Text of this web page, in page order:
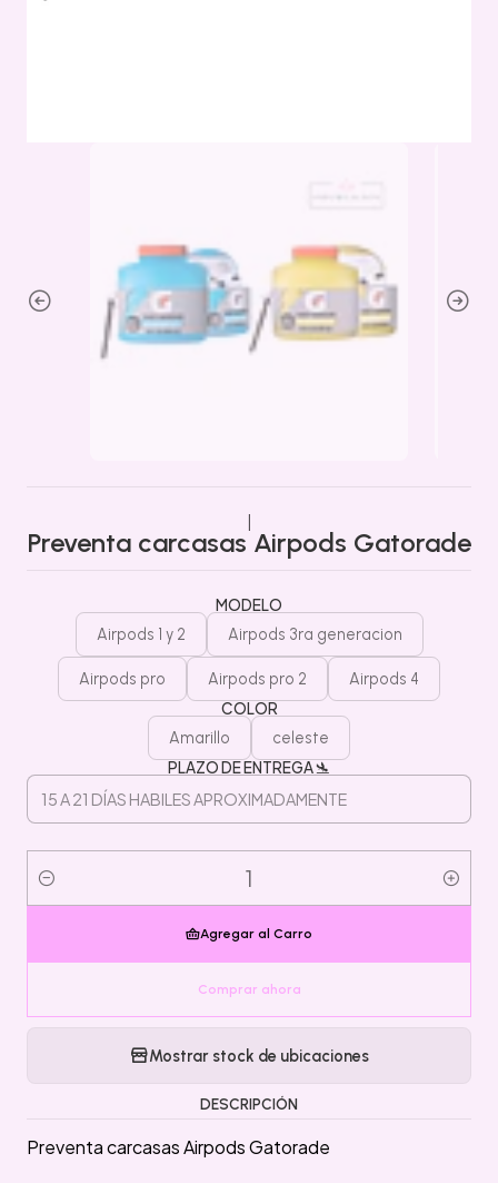
Preventa carcasas Airpods Gatorade
MODELO
Airpods 1 y 2 Airpods 3ra generacion
Airpods pro Airpods pro 2 Airpods 4
COLOR
Amarillo celeste
PLAZO DE ENTREGA 🛬
Cantidad
Agregar al Carro
Comprar ahora
Mostrar stock de ubicaciones
DESCRIPCIÓN
Preventa carcasas Airpods Gatorade